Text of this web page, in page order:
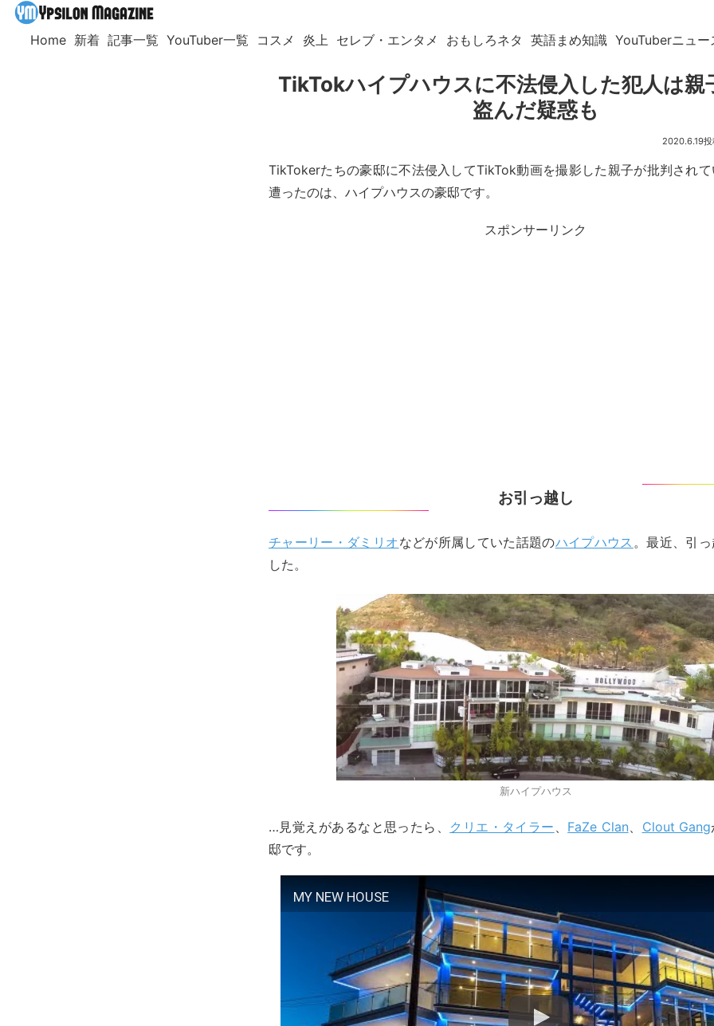
Home 新着 記事一覧 YouTuber一覧 コスメ 炎上 セレブ・エンタメ おもしろネタ 英語まめ知識 YouTuberニュー
TikTokハイプハウスに不法侵入した犯人は親
盗んだ疑惑も
2020.6.19
TikTokerたちの豪邸に不法侵入してTikTok動画を撮影した親子が批判され
遭ったのは、ハイプハウスの豪邸です。
スポンサーリンク
お引っ越し
チャーリー・ダミリオ などが所属していた話題のハイプハウス 。最近、引
した。
新ハイプハウス
…見覚えがあるなと思ったら、 クリエ・タイラー 、 FaZe Clan、 Clout Gang
邸です。
MY NEW HOUSE